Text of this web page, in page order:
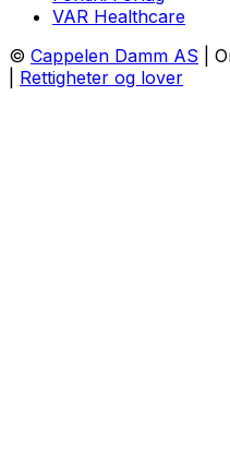
VAR Healthcare
© Cappelen Damm AS |
Rettigheter og lover